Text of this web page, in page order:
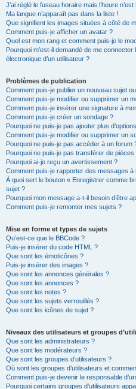
J’ai réglé le fuseau horaire mais l’heure
Ma langue n’apparaît pas dans la liste !
Que signifient les images situées à côté de
Comment puis-je afficher un avatar ?
Quel est mon rang et comment puis-je le
Pourquoi m’est-il demandé de me
électronique d’un utilisateur ?
Problèmes de publication
Comment puis-je publier un nouveau sujet
Comment puis-je modifier ou supprimer un
Comment puis-je insérer une signature à
Comment puis-je créer un sondage ?
Pourquoi ne puis-je pas ajouter plus
Comment puis-je modifier ou supprimer un
Pourquoi ne puis-je pas accéder à un forum
Pourquoi ne puis-je pas transférer de pièces
Pourquoi ai-je reçu un avertissement ?
Comment puis-je rapporter des messages à
À quoi sert le bouton « Enregistrer comme
sujet ?
Pourquoi mon message a-t-il besoin d’être
Comment puis-je remonter mes sujets ?
Mise en forme et types de sujets
Qu’est-ce que le BBCode ?
Puis-je insérer du code HTML ?
Que sont les émoticônes ?
Puis-je insérer des images ?
Que sont les annonces générales ?
Que sont les annonces ?
Que sont les notes ?
Que sont les sujets verrouillés ?
Que sont les icônes de sujet ?
Niveaux des utilisateurs et groupes
Que sont les administrateurs ?
Que sont les modérateurs ?
Que sont les groupes d’utilisateurs ?
Où sont les groupes d’utilisateurs et
Comment puis-je devenir le responsable
Pourquoi certains groupes d’utilisateurs